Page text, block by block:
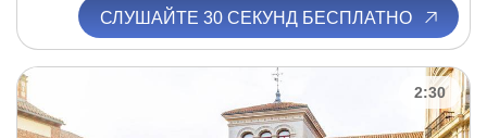
СЛУШАЙТЕ 30 СЕКУНД БЕСПЛАТНО
2:30